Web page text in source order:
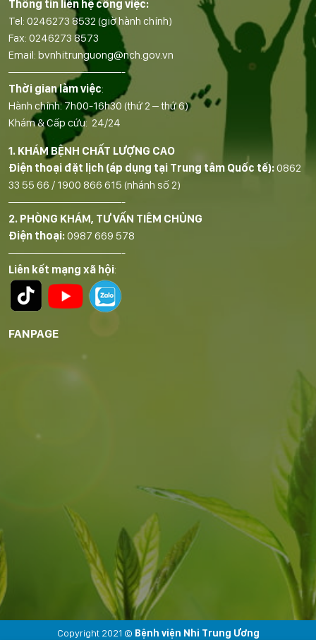
Thông tin liên hệ công việc:
Tel: 0246273 8532 (giờ hành chính)
Fax: 0246273 8573
Email: bvnhitrunguong@nch.gov.vn
——————————-
Thời gian làm việc:
Hành chính: 7h00-16h30 (thứ 2 – thứ 6)
Khám & Cấp cứu: 24/24
1. KHÁM BỆNH CHẤT LƯỢNG CAO
Điện thoại đặt lịch (áp dụng tại Trung tâm Quốc tế):0862
33 55 66 / 1900 866 615 (nhánh số 2)
——————————-
2. PHÒNG KHÁM, TƯ VẤN TIÊM CHỦNG
Điện thoại:0987 669 578
——————————-
Liên kết mạng xã hội:
FANPAGE
Copyright 2021 © Bệnh viện Nhi Trung Ương